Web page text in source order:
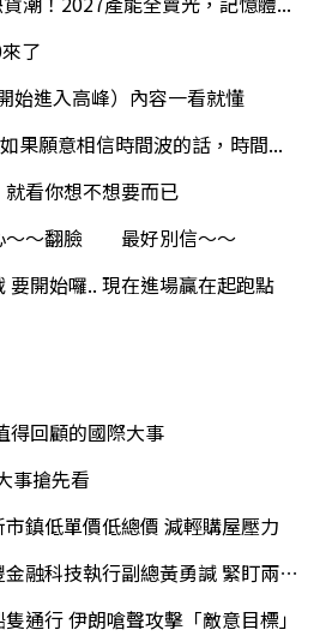
了
始進入高峰）內容一看就懂
果願意相信時間波的話，時間...
看你想不想要而已
～～翻臉 最好別信～～
要開始囉.. 現在進場贏在起跑點
得回顧的國際大事
事搶先看
鎮低單價低總價 減輕購屋壓力
融科技執行副總黃勇諴 緊盯兩訊號
通行 伊朗嗆聲攻擊「敵意目標」